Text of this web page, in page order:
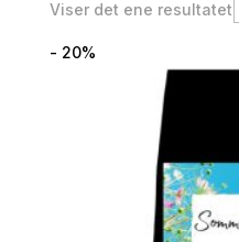
Viser det ene resultatet
- 20%